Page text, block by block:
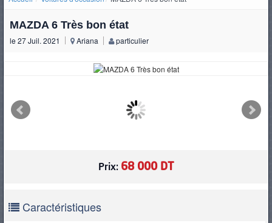
MAZDA 6 Très bon état
le 27 Juil. 2021 Ariana particulier
Prix: 68 000 DT
Caractéristiques
D'OCCASION
PNEUS